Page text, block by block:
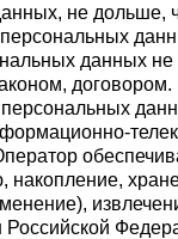
не дольше,
данных не
договором.
накопление,